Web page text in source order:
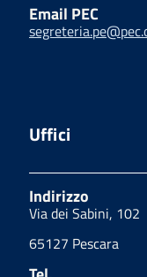
Email PEC
Uffici
Indirizzo
Via dei Sabini, 102
65127 Pescara